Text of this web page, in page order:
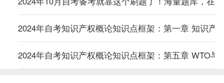
2024年自考知识产权概论知识点框架：第一章 知识产
2024年自考知识产权概论知识点框架：第五章 WTO与